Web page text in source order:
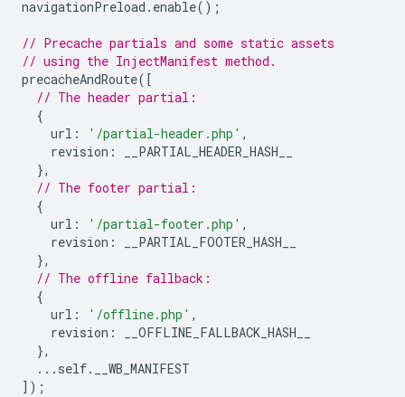
navigationPreload . enable();
// Precache partials and some static assets
// using the InjectManifest method.
precacheAndRoute([
// The header partial:
{
url : '/partial-header.php' ,
revision :
__PARTIAL_HEADER_HASH__
},
// The footer partial:
{
url : '/partial-footer.php' ,
revision :
__PARTIAL_FOOTER_HASH__
},
// The offline fallback:
{
url : '/offline.php' ,
revision :
__OFFLINE_FALLBACK_HASH__
},
... self.
__WB_MANIFEST
]);